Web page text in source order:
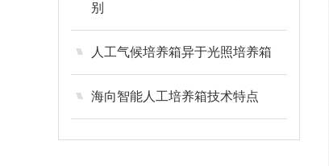
别
人工气候培养箱异于光照培养箱
海向智能人工培养箱技术特点